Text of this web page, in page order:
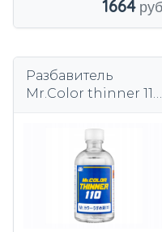
1664
Разбавитель
Mr.Color thinner 110